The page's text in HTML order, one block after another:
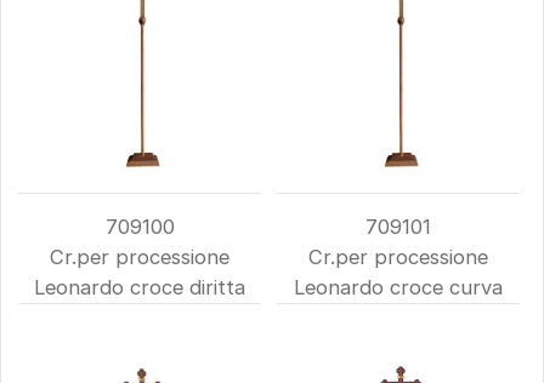
709100
Cr.per processione
Leonardo croce diritta
709101
Cr.per processione
Leonardo croce curva